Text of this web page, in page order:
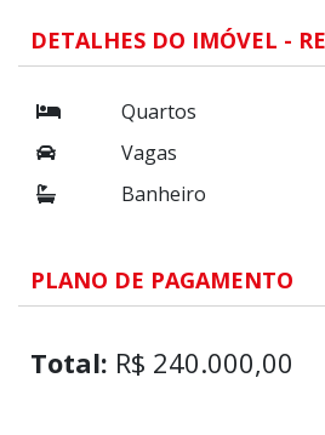
DETALHES DO IMÓVEL -
Quartos
Vagas
Banheiro
PLANO DE PAGAMENTO
Total: R$ 240.000,00